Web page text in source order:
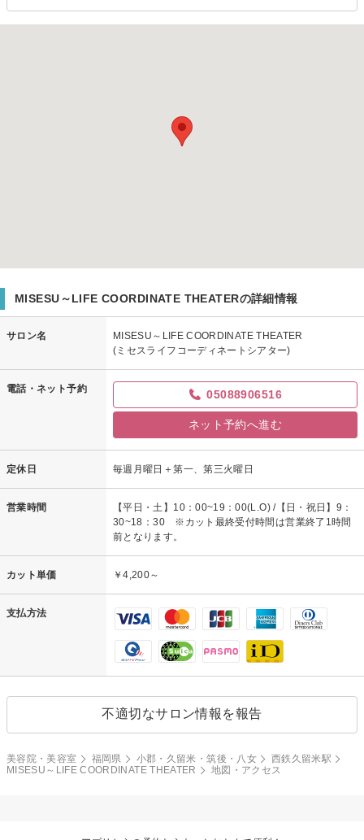
MISESU～LIFE COORDINATE THEATERの詳細情報
サロン名
MISESU～LIFE COORDINATE THEATER
(ミセスライフコーディネートシアター)
電話・ネット予約 05088906516
ネット予約へ進む
定休日 毎週月曜日＋第一、第三火曜日
営業時間
【平日・土】10：00~19：00(L.O) /【日・祝日】9：
30~18：30 ※カット最終受付時間は営業終了1時間
前となります。
カット単価 ￥4,200～
支払方法
不適切なサロン情報を報告
美容院・美容室 福岡県 小郡・久留米・筑後・八女
西鉄久留米駅
MISESU～LIFE COORDINATE THEATER
地図・アクセス